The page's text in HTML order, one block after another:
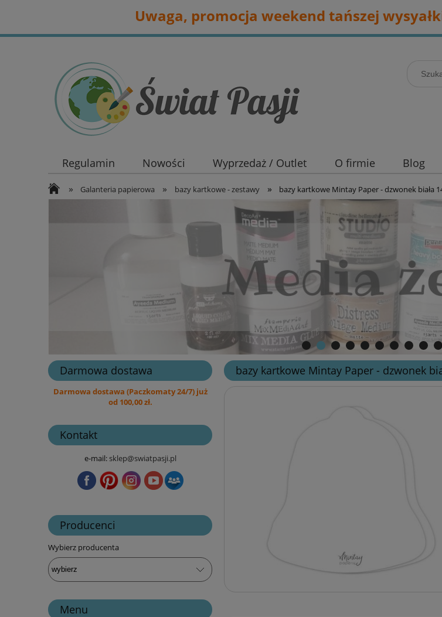
Uwaga, promocja weekend tańszej
Regulamin Nowości Wyprzedaż / Outlet O firmie Blog
» Galanteria papierowa » bazy kartkowe - zestawy » bazy kartkowe Mintay Paper - dzwonek biała
Darmowa dostawa
Darmowa dostawa (Paczkomaty 24/7) już
od 100,00 zł.
Kontakt
e-mail:sklep@swiatpasji.pl
Producenci
Wybierz producenta
Menu
bazy kartkowe Mintay Paper - dzwonek